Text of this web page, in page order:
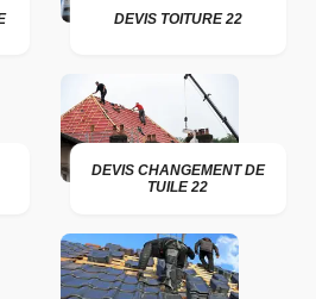
DEVIS TOITURE 22
DEVIS CHANGEMENT DE
TUILE 22